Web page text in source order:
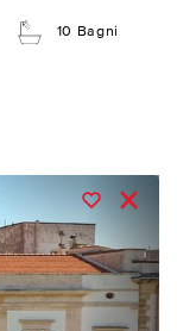
10 Bagni